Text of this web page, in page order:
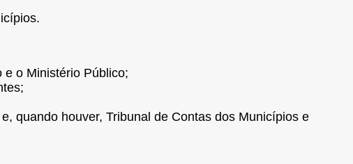
o Ministério Público;
quando houver, Tribunal de Contas dos Municípios e